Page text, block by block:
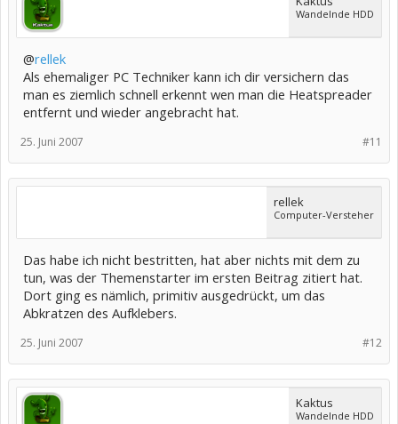
Wandelnde HDD
@rellek
Als ehemaliger PC Techniker kann ich dir versichern das
man es ziemlich schnell erkennt wen man die Heatspreader
entfernt und wieder angebracht hat.
#11
25. Juni 2007
rellek
Computer-Versteher
Das habe ich nicht bestritten, hat aber nichts mit dem zu
tun, was der Themenstarter im ersten Beitrag zitiert hat.
Dort ging es nämlich, primitiv ausgedrückt, um das
Abkratzen des Aufklebers.
#12
25. Juni 2007
Kaktus
Wandelnde HDD